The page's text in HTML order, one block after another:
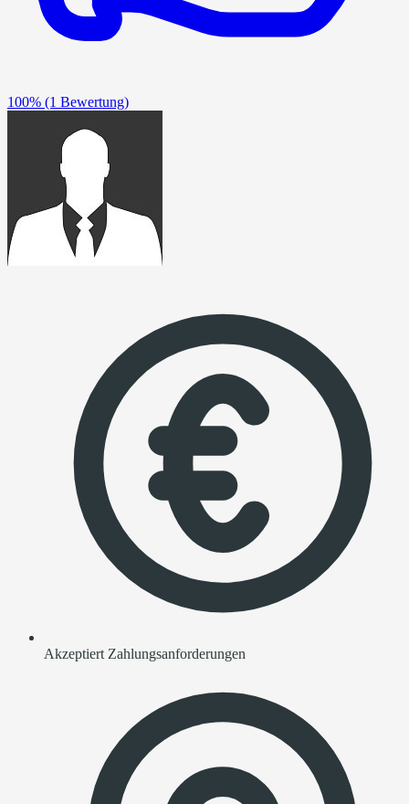
100% (1 Bewertung)
Akzeptiert Zahlungsanforderungen